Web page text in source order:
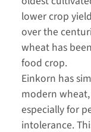
lower crop
over the
wheat has
food crop.
Einkorn has
modern
especially for
intolerance.